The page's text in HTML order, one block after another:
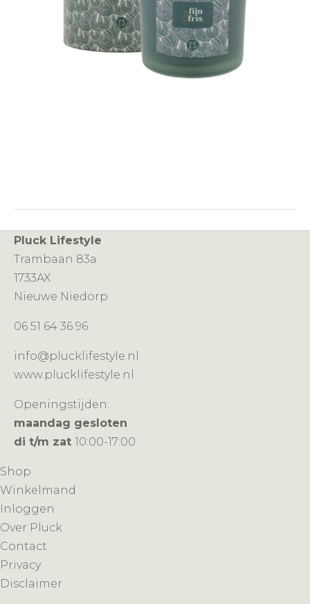
Pluck Lifestyle
Trambaan 83a
1733AX
Nieuwe Niedorp
06 51 64 36 96
info@plucklifestyle.nl
www.plucklifestyle.nl
Openingstijden:
maandag gesloten
di t/m zat 10:00-17:00
Shop
Winkelmand
Inloggen
Over Pluck
Contact
Privacy
Disclaimer